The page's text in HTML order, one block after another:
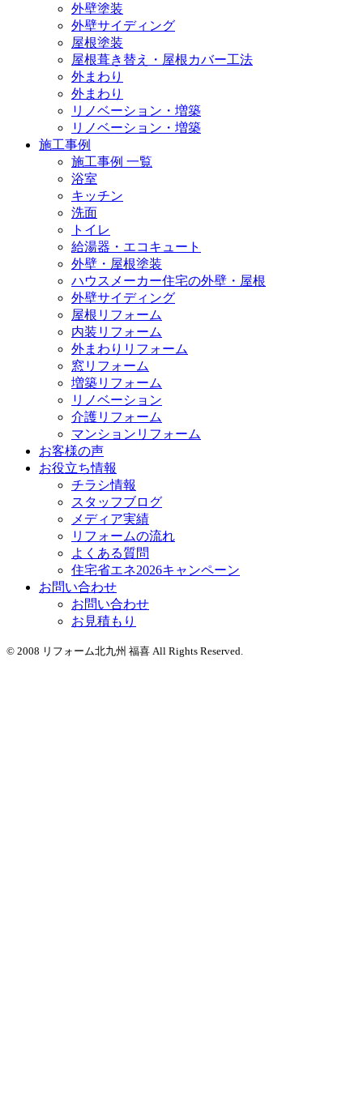
外壁塗装
外壁サイディング
屋根塗装
屋根葺き替え・屋根カバー工法
外まわり
外まわり
リノベーション・増築
リノベーション・増築
施工事例
施工事例 一覧
浴室
キッチン
洗面
トイレ
給湯器・エコキュート
外壁・屋根塗装
ハウスメーカー住宅の外壁・屋根
外壁サイディング
屋根リフォーム
内装リフォーム
外まわりリフォーム
窓リフォーム
増築リフォーム
リノベーション
介護リフォーム
マンションリフォーム
お客様の声
お役立ち情報
チラシ情報
スタッフブログ
メディア実績
リフォームの流れ
よくある質問
住宅省エネ2026キャンペーン
お問い合わせ
お問い合わせ
お見積もり
© 2008 リフォーム北九州 福喜 All Rights Reserved.